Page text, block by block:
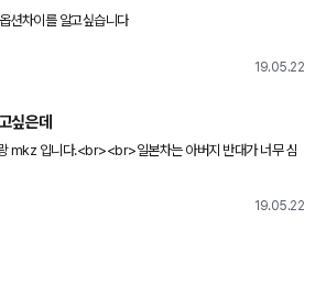
션차이를 알고싶습니다
19.05.22
싶은데
mkz 입니다.<br><br>일본차는 아버지 반대가 너무 심
좋아하긴하는데 위에2차량 말고 추천
19.05.22